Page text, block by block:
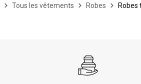
Tous les vêtements Robes Robes